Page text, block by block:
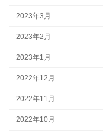
2023年3月
2023年2月
2023年1月
2022年12月
2022年11月
2022年10月